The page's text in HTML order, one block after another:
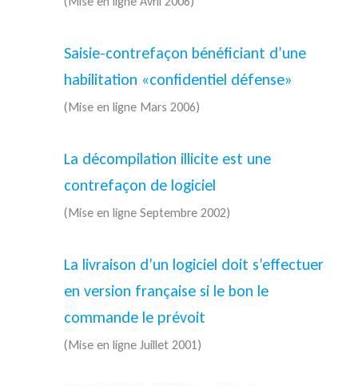
Saisie-contrefaçon bénéficiant d’une
habilitation «confidentiel défense»
(Mise en ligne Mars 2006)
La décompilation illicite est une
contrefaçon de logiciel
(Mise en ligne Septembre 2002)
La livraison d’un logiciel doit s’effectuer
en version française si le bon le
commande le prévoit
(Mise en ligne Juillet 2001)